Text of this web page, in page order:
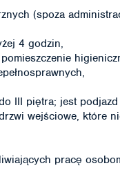
(spoza
4 godzin,
III piętra; jest
wejściowe, które
pracę